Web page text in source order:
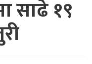
साढे १९